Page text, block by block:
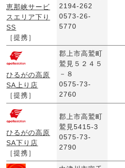
恵那峡サービ
スエリア下り
SS
［提携］
2194-262
0573-26-
5770
ひるがの高原
SA上り店
［提携］
郡上市高鷲町
鷲見５２４５
－８
0575-73-
2760
ひるがの高原
SA下り店
［提携］
郡上市高鷲町
鷲見5415-3
0575-73-
2790